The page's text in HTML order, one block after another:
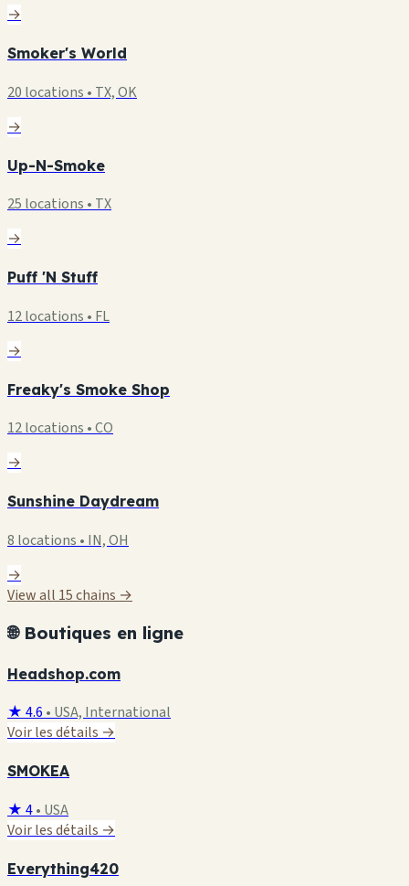
→
Smoker's World
20 locations • TX, OK
→
Up-N-Smoke
25 locations • TX
→
Puff 'N Stuff
12 locations • FL
→
Freaky's Smoke Shop
12 locations • CO
→
Sunshine Daydream
8 locations • IN, OH
→
View all 15 chains →
🌐 Boutiques en ligne
Headshop.com
★ 4.6 • USA, International
Voir les détails →
SMOKEA
★ 4• USA
Voir les détails →
Everything420